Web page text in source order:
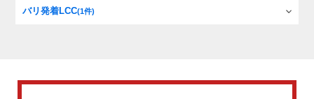
バリ発着LCC(1件)